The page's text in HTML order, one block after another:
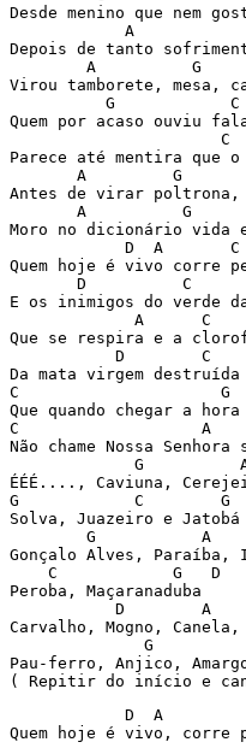
Desde menino que nem
A
Depois de tanto
A
Virou tamborete, mesa,
G            C
Quem por acaso ouviu
C
Parece até mentira que o
       A         G
Antes de virar poltrona,
A          G
Moro no dicionário vida
D  A
Quem hoje é vivo corre
D          C
E os inimigos do verde
A      C
Que se respira e a
D        C
Da mata virgem
C                     G
Que quando chegar a
C                   A
Não chame Nossa
G
ÉÉÉ...., Caviuna,
G            C        G
Solva, Juazeiro e Jatobá
G           A
Gonçalo Alves, Paraíba,
    C            G   D
Peroba, Maçaranaduba
D
Carvalho, Mogno,
G
Pau-ferro, Anjico,
( Repitir do início e
D  A
Quem hoje é vivo,